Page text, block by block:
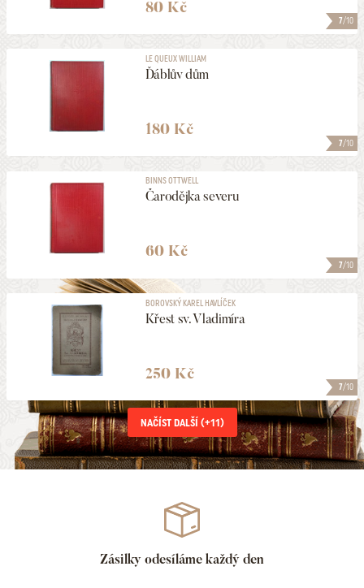
7/10
80 Kč
7/10
LE QUEUX WILLIAM
Ďáblův dům
180 Kč
7/10
BINNS OTTWELL
Čarodějka severu
60 Kč
7/10
BOROVSKÝ KAREL HAVLÍČEK
Křest sv. Vladimíra
250 Kč
NAČÍST DALŠÍ (+11)
Zásilky odesíláme každý den